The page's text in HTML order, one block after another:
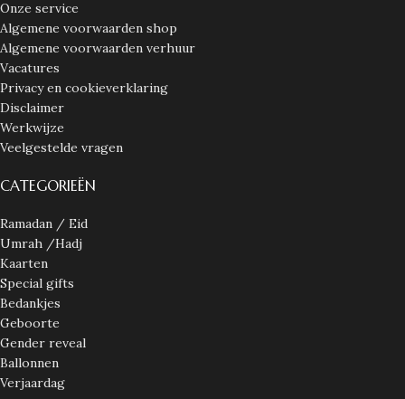
Onze service
Algemene voorwaarden shop
Algemene voorwaarden verhuur
Vacatures
Privacy en cookieverklaring
Disclaimer
Werkwijze
Veelgestelde vragen
CATEGORIEËN
Ramadan / Eid
Umrah /Hadj
Kaarten
Special gifts
Bedankjes
Geboorte
Gender reveal
Ballonnen
Verjaardag